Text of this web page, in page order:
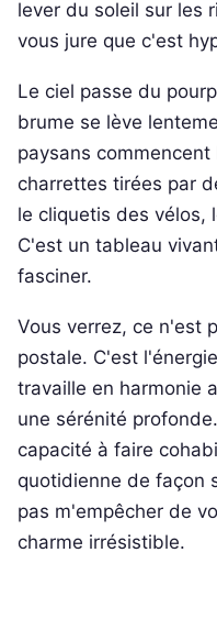
lever du soleil sur les
vous jure que c'est
Le ciel passe du
brume se lève
paysans
charrettes tirées par
le cliquetis des vélos,
C'est un tableau
fasciner.
Vous verrez, ce n'est
postale. C'est
travaille en harmonie
une sérénité
capacité à faire
quotidienne de façon
pas m'empêcher de
charme irrésistible.